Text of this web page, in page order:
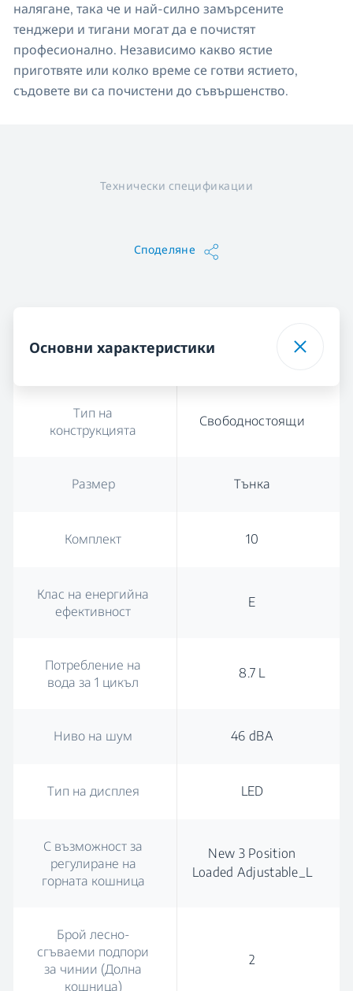
налягане, така че и най-силно замърсените
тенджери и тигани могат да е почистят
професионално. Независимо какво ястие
приготвяте или колко време се готви ястието,
съдовете ви са почистени до съвършенство.
Технически спецификации
Споделяне
Основни характеристики
Тип на
конструкцията
Свободностоящи
Размер Тънка
Комплект 10
Клас на енергийна
ефективност
E
Потребление на
вода за 1 цикъл
8.7 L
Ниво на шум 46 dBA
Тип на дисплея LED
С възможност за
регулиране на
горната кошница
New 3 Position
Loaded Adjustable_L
Брой лесно-
сгъваеми подпори
за чинии (Долна
кошница)
2